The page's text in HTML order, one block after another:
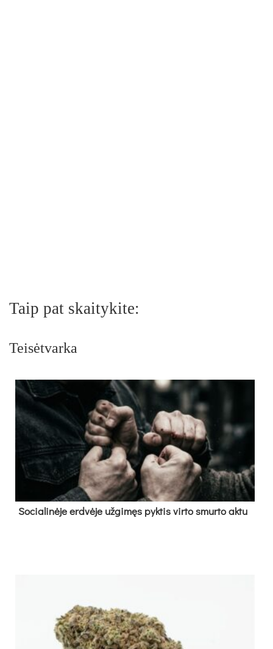
Taip pat skaitykite:
Teisėtvarka
So­cia­li­nė­je erd­vė­je už­gi­męs pyk­tis vir­to smur­to ak­tu